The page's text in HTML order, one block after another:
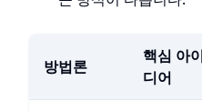
방법론
핵심 아
디어